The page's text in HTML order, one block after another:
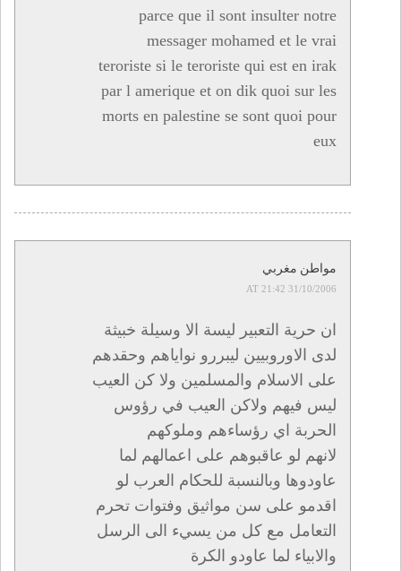
parce que il sont insulter notre
messager mohamed et le vrai
teroriste si le teroriste qui est en irak
par l amerique et on dik quoi sur les
morts en palestine se sont quoi pour
eux
مواطن مغربي
31/10/2006 AT 21:42
ان حرية التعبير ليسة الا وسيلة خبيثة
لدى الاوروبيين ليبررو نواياهم وحقدهم
على الاسلام والمسلمين ولا كن العيب
ليس فيهم ولاكن العيب في رؤوس
الحربة اي رؤساءهم وملوكهم
لانهم لو عاقبوهم على اعمالهم لما
عاودوها وبالنسبة للحكام العرب لو
اقدمو على سن مواثيق وفتوات تحرم
التعامل مع كل من يسيء الى الرسل
والابياء لما عاودو الكرة